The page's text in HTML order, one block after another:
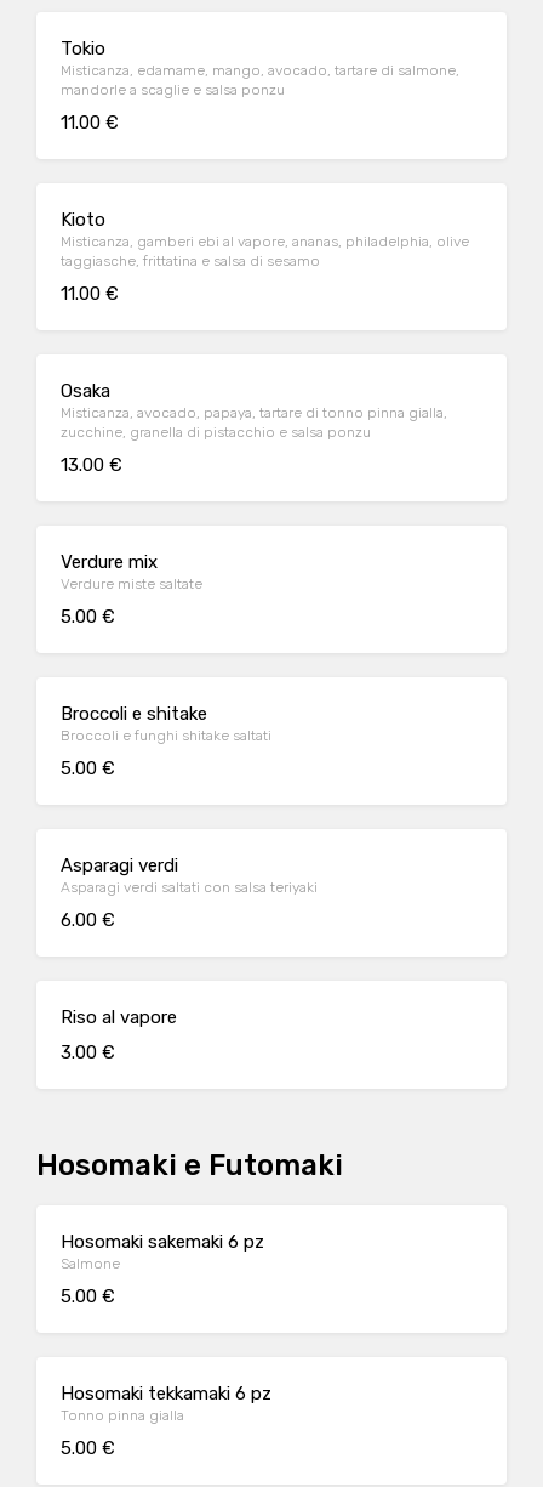
Tokio
Misticanza, edamame, mango, avocado, tartare di salmone,
mandorle a scaglie e salsa ponzu
11.00 €
Kioto
Misticanza, gamberi ebi al vapore, ananas, philadelphia, olive
taggiasche, frittatina e salsa di sesamo
11.00 €
Osaka
Misticanza, avocado, papaya, tartare di tonno pinna gialla,
zucchine, granella di pistacchio e salsa ponzu
13.00 €
Verdure mix
Verdure miste saltate
5.00 €
Broccoli e shitake
Broccoli e funghi shitake saltati
5.00 €
Asparagi verdi
Asparagi verdi saltati con salsa teriyaki
6.00 €
Riso al vapore
3.00 €
Hosomaki e Futomaki
Hosomaki sakemaki 6 pz
Salmone
5.00 €
Hosomaki tekkamaki 6 pz
Tonno pinna gialla
5.00 €